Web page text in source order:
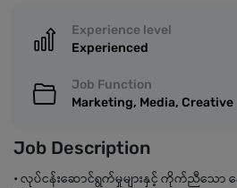
Experience level
Experienced
Job Function
Marketing, Media, Creative
Job Description
• လုပ်ငန်းဆောင်ရွက်မှုများနှင့် ကိုက်ညီသော